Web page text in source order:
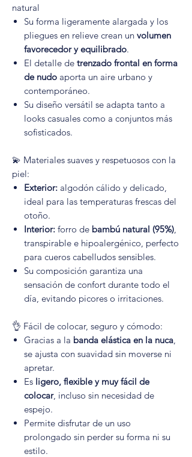
natural
Su forma ligeramente alargada y los
pliegues en relieve crean un volumen
favorecedor y equilibrado.
El detalle de trenzado frontal en forma
de nudo aporta un aire urbano y
contemporáneo.
Su diseño versátil se adapta tanto a
looks casuales como a conjuntos más
sofisticados.
💫 Materiales suaves y respetuosos con la
piel:
Exterior: algodón cálido y delicado,
ideal para las temperaturas frescas del
otoño.
Interior: forro de bambú natural (95%),
transpirable e hipoalergénico, perfecto
para cueros cabelludos sensibles.
Su composición garantiza una
sensación de confort durante todo el
día, evitando picores o irritaciones.
👌 Fácil de colocar, seguro y cómodo:
Gracias a la banda elástica en la nuca,
se ajusta con suavidad sin moverse ni
apretar.
Es ligero, flexible y muy fácil de
colocar, incluso sin necesidad de
espejo.
Permite disfrutar de un uso
prolongado sin perder su forma ni su
estilo.